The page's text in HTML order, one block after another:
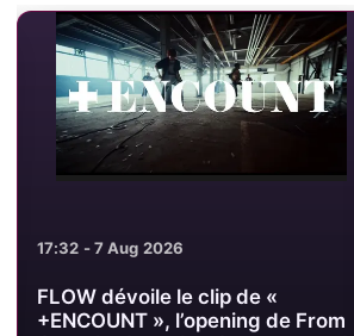
17:02 - 7 Aug 2026
Made in Abyss : Chain of the
Abyss accompagne le film